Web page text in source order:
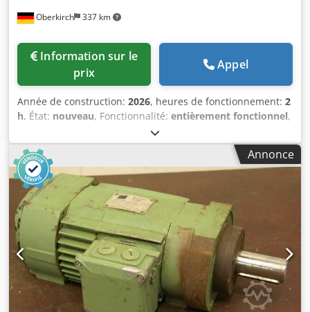
Oberkirch 337 km
prix
Appel
Année de construction: 2026, heures de fonctionnement: 2
h, État: nouveau, Fonctionnalité: entièrement fonctionnel,
Appareil de démonstration, prix spécial : 2 250,00 EUR -----
Dkedpfxjy Ipk Ij Akgsr Veuillez noter : délai de livraison
d'environ 2 semaines Les unités d'encollage à rouleaux
pour les machines à plaquer les chants nécessitent un
entretien, des soins et un nettoyage réguliers. Les copeaux
capturés, les résidus de colle brûlés et autres corps
étrangers ont un effet négatif sur l'application uniforme et
fine de la colle. Cela s'applique lors de l'utilisation de
colles thermofusibles EVA et, en particulier, pour les colles
PUR. Lorsque le bac à colle se trouve dans la machine,
l'accès limité réduit les chances d'un nettoyage efficace. Si
l'unité est démontée, ce qui est généralement rapide et
facile sur la plupart des modèles, le refroidissement
Annonce